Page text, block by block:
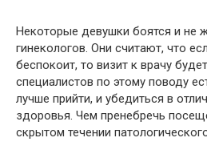
Некоторые девушки боятся и не
гинекологов. Они считают, что
беспокоит, то визит к врачу
специалистов по этому поводу
лучше прийти, и убедиться в
здоровья. Чем пренебречь
скрытом течении